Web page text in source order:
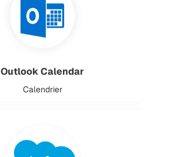
Outlook Calendar
Calendrier